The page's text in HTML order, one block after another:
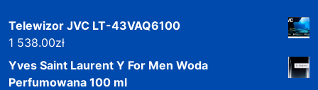
Telewizor JVC LT-43VAQ6100
1 538.00zł
Yves Saint Laurent Y For Men Woda
Perfumowana 100 ml